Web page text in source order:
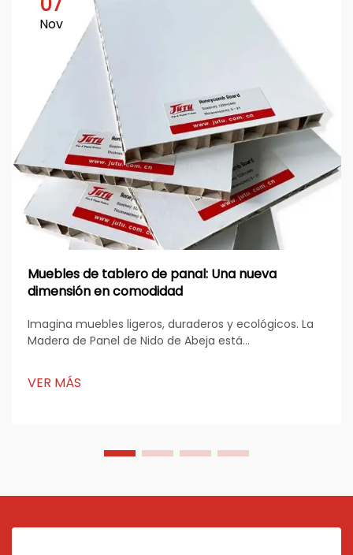
Nov
Muebles de tablero de panal: Una nueva
dimensión en comodidad
Imagina muebles ligeros, duraderos y ecológicos. La
Madera de Panel de Nido de Abeja está
y sostenibilidad. Su estructura única ofrece infinitas
posibilidades para la vida moderna. Te encantará
VER MÁS